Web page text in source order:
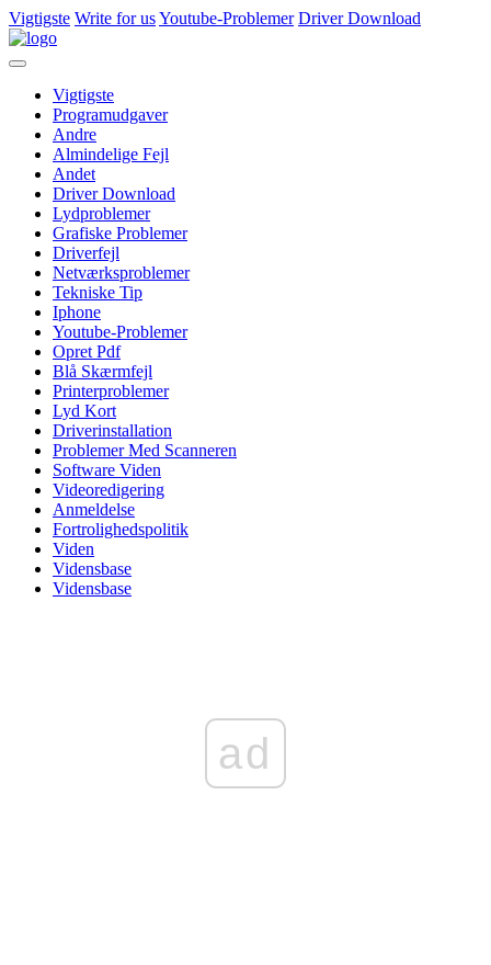
Vigtigste Write for usYoutube-Problemer Driver Download
Vigtigste
Programudgaver
Andre
Almindelige Fejl
Andet
Driver Download
Lydproblemer
Grafiske Problemer
Driverfejl
Netværksproblemer
Tekniske Tip
Iphone
Youtube-Problemer
Opret Pdf
Blå Skærmfejl
Printerproblemer
Lyd Kort
Driverinstallation
Problemer Med Scanneren
Software Viden
Videoredigering
Anmeldelse
Fortrolighedspolitik
Viden
Vidensbase
Vidensbase
ad